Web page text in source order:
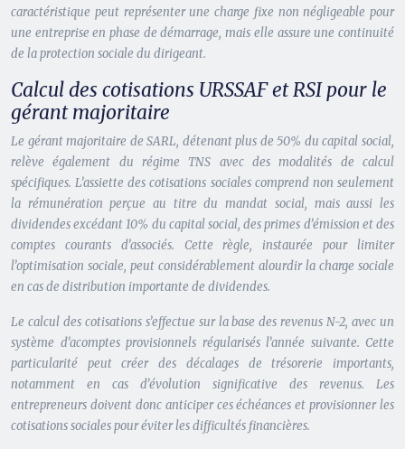
caractéristique peut représenter une charge fixe non négligeable pour
une entreprise en phase de démarrage, mais elle assure une continuité
de la protection sociale du dirigeant.
Calcul des cotisations URSSAF et RSI pour le
gérant majoritaire
Le gérant majoritaire de SARL, détenant plus de 50% du capital social,
relève également du régime TNS avec des modalités de calcul
spécifiques. L’assiette des cotisations sociales comprend non seulement
la rémunération perçue au titre du mandat social, mais aussi les
dividendes excédant 10% du capital social, des primes d’émission et des
comptes courants d’associés. Cette règle, instaurée pour limiter
l’optimisation sociale, peut considérablement alourdir la charge sociale
en cas de distribution importante de dividendes.
Le calcul des cotisations s’effectue sur la base des revenus N-2, avec un
système d’acomptes provisionnels régularisés l’année suivante. Cette
particularité peut créer des décalages de trésorerie importants,
notamment en cas d’évolution significative des revenus. Les
entrepreneurs doivent donc anticiper ces échéances et provisionner les
cotisations sociales pour éviter les difficultés financières.